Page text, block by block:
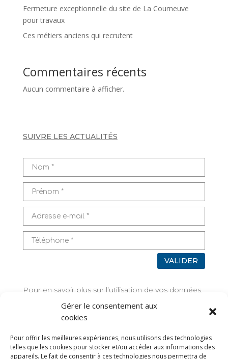
Gérer le consentement aux
cookies
Pour offrir les meilleures expériences, nous utilisons des technologies
telles que les cookies pour stocker et/ou accéder aux informations des
appareils. Le fait de consentir à ces technologies nous permettra de
Fermeture exceptionnelle du site de La Courneuve
pour travaux
Ces métiers anciens qui recrutent
Commentaires récents
Aucun commentaire à afficher.
SUIVRE LES ACTUALITÉS
VALIDER
Pour en savoir plus sur l’utilisation de vos données,
rendez-vous sur
Mentions légales